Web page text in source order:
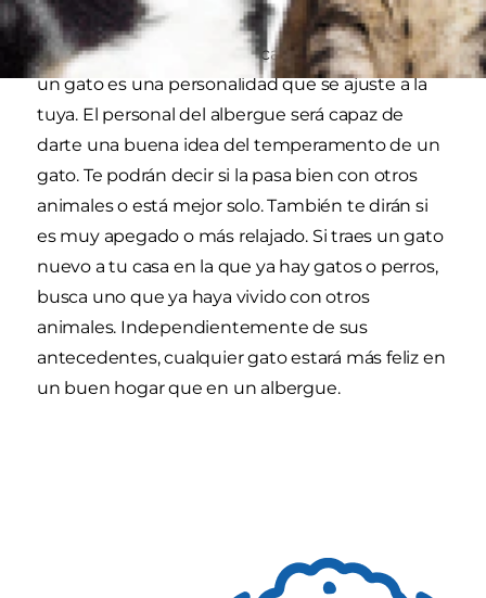
Lo primero que debes buscar cuando adoptes
un gato es una personalidad que se ajuste a la
tuya. El personal del albergue será capaz de
darte una buena idea del temperamento de un
gato. Te podrán decir si la pasa bien con otros
animales o está mejor solo. También te dirán si
es muy apegado o más relajado. Si traes un gato
nuevo a tu casa en la que ya hay gatos o perros,
busca uno que ya haya vivido con otros
animales. Independientemente de sus
antecedentes, cualquier gato estará más feliz en
un buen hogar que en un albergue.